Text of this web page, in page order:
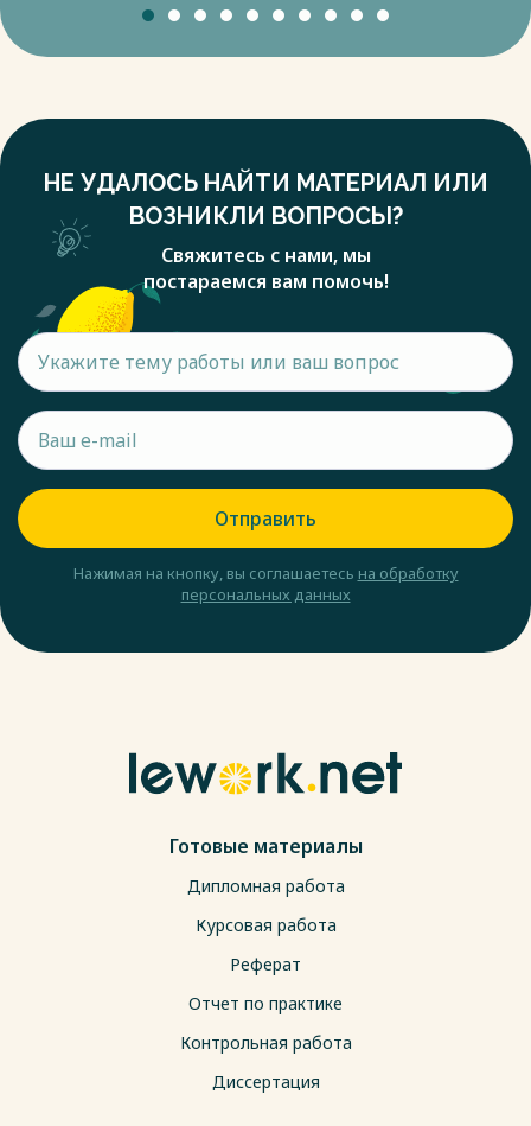
НЕ УДАЛОСЬ НАЙТИ МАТЕРИАЛ ИЛИ
ВОЗНИКЛИ ВОПРОСЫ?
Свяжитесь с нами, мы
постараемся вам помочь!
Отправить
Нажимая на кнопку, вы соглашаетесь на обработку
персональных данных
Готовые материалы
Дипломная работа
Курсовая работа
Реферат
Отчет по практике
Контрольная работа
Диссертация